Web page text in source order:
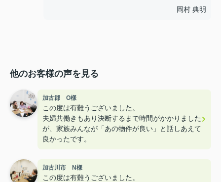
岡村 典明
他のお客様の声を見る
加古郡 O様
この度は有難うございました。
夫婦共働きもあり決断するまで時間がかかりました
が、家族みんなが「あの物件が良い」と話しあえて
良かったです。
加古川市 N様
この度は有難うございました。